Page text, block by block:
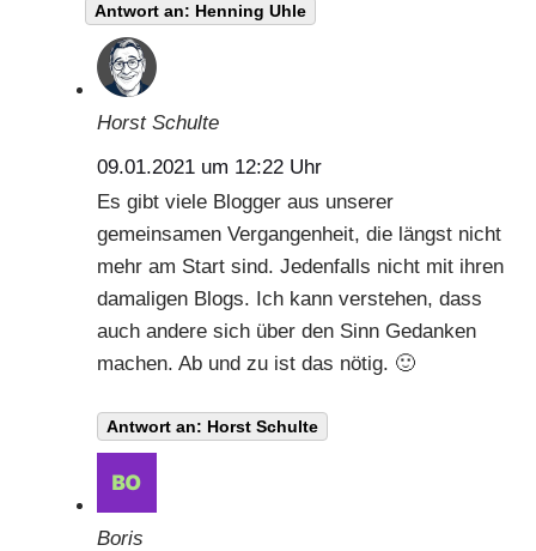
Antwort an: Henning Uhle
Horst Schulte
09.01.2021 um 12:22 Uhr
Es gibt viele Blogger aus unserer
gemeinsamen Vergangenheit, die längst nicht
mehr am Start sind. Jedenfalls nicht mit ihren
damaligen Blogs. Ich kann verstehen, dass
auch andere sich über den Sinn Gedanken
machen. Ab und zu ist das nötig. 🙂
Antwort an: Horst Schulte
Boris